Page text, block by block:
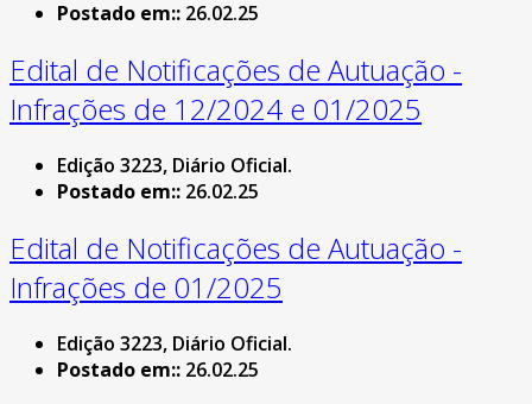
Postado em:: 26.02.25
Edital de Notificações de Autuação -
Infrações de 12/2024 e 01/2025
Edição 3223, Diário Oficial.
Postado em:: 26.02.25
Edital de Notificações de Autuação -
Infrações de 01/2025
Edição 3223, Diário Oficial.
Postado em:: 26.02.25